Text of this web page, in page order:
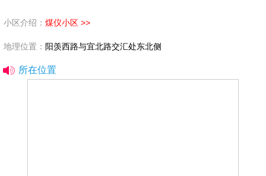
小区介绍： 煤仪小区 >>
地理位置： 阳羡西路与宜北路交汇处东北侧
所在位置